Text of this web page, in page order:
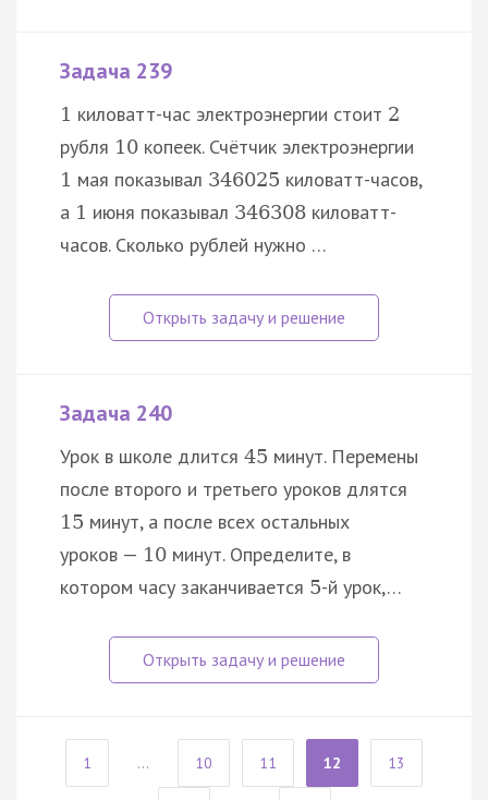
Задача 239
1 киловатт-час электроэнергии стоит 2
рубля 10 копеек. Счётчик электроэнергии
1 мая показывал 346025 киловатт-часов,
а 1 июня показывал 346308 киловатт-
часов. Сколько рублей нужно …
Задача 240
Урок в школе длится 45 минут. Перемены
после второго и третьего уроков длятся
15 минут, а после всех остальных
уроков — 10 минут. Определите, в
котором часу заканчивается 5-й урок,…
1 ... 10 11 12 13